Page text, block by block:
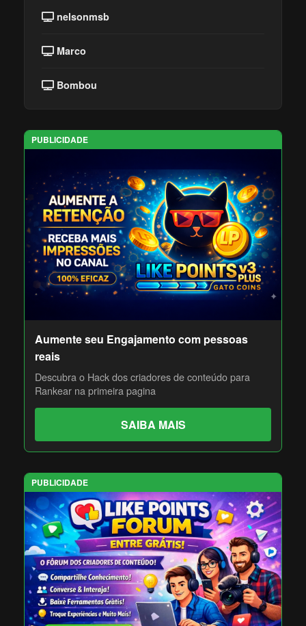
nelsonmsb
Marco
Bombou
PUBLICIDADE
Aumente seu Engajamento com pessoas
reais
Descubra o Hack dos criadores de conteúdo para
Rankear na primeira pagina
SAIBA MAIS
PUBLICIDADE